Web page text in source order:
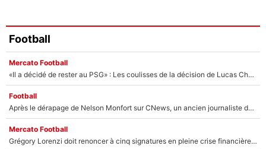
Football
Mercato Football
«Il a décidé de rester au PSG» : Les coulisses de la décision de Lucas Chevalier pour son transfert
Football
Après le dérapage de Nelson Monfort sur CNews, un ancien journaliste de France Télévisions relance la polémique sur les incendies en Gironde
Mercato Football
Grégory Lorenzi doit renoncer à cinq signatures en pleine crise financière : L’IA propose sept noms à l’OM pour un mercato réussi... à seulement 5M€ !